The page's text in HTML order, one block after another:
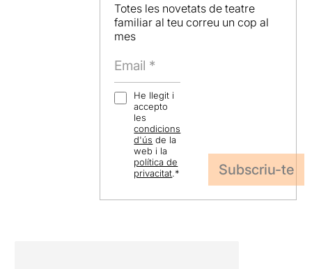
Totes les novetats de teatre
familiar al teu correu un cop al
mes
He llegit i
accepto
les
condicions
d'ús de la
web i la
política de
privacitat.*